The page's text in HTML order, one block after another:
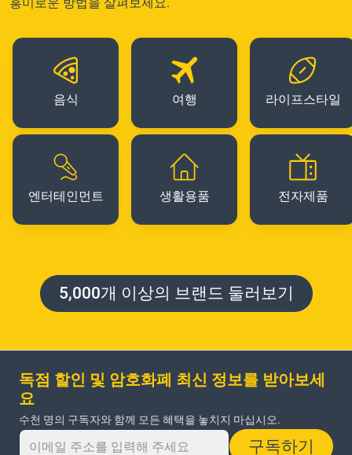
음식 여행 라이프스타일
엔터테인먼트 생활용품 전자제품
5,000개 이상의 브랜드 둘러보기
독점 할인 및 암호화폐 최신 정보를 받아보세
요
수천 명의 구독자와 함께 모든 혜택을 놓치지 마십시오.
구독하기